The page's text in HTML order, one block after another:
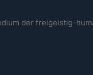
der freigeistig-